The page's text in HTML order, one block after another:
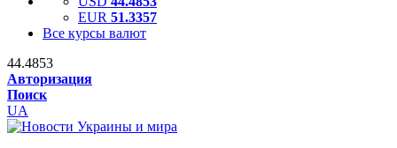
EUR 51.3357
Все курсы валют
44.4853
Авторизация
Поиск
UA